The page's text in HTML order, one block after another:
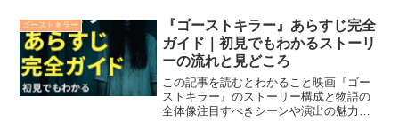
注意点（予約方法・有効期限）レア特典
を手に入れるための購入タ...
ゴーストキラー
『ゴーストキラー』あらすじ完全
ガイド｜初見でもわかるストーリ
ーの流れと見どころ
この記事を読むとわかること映画『ゴー
ストキラー』のストーリー構成と物語の
全体像注目すべきシーンや演出の魅力キ